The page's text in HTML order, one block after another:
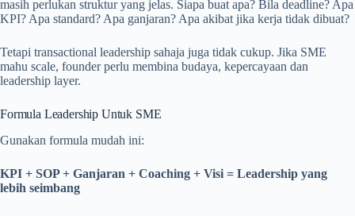
masih perlukan struktur yang jelas. Siapa buat apa? Bila deadline? Apa
KPI? Apa standard? Apa ganjaran? Apa akibat jika kerja tidak dibuat?
Tetapi transactional leadership sahaja juga tidak cukup. Jika SME
mahu scale, founder perlu membina budaya, kepercayaan dan
leadership layer.
Formula Leadership Untuk SME
Gunakan formula mudah ini:
KPI + SOP + Ganjaran + Coaching + Visi = Leadership yang
lebih seimbang